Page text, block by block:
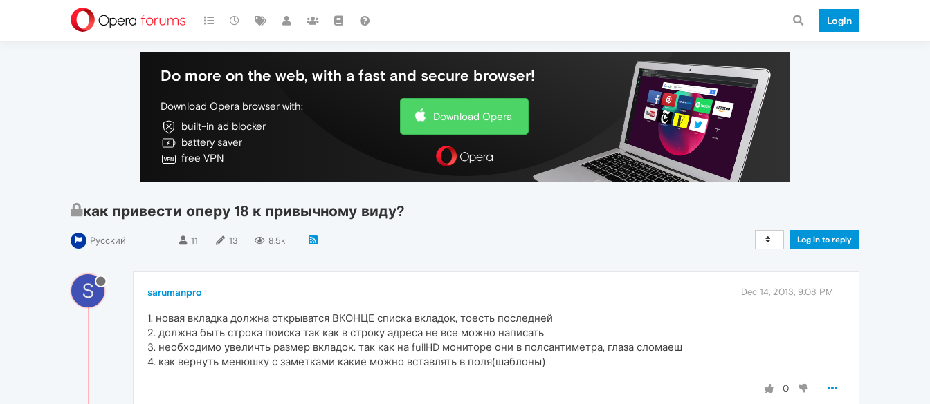
Login
Do more on the web, with a fast and secure browser!
Download Opera browser with:
built-in ad blocker
battery saver
free VPN
Download Opera
как привести оперу 18 к привычному виду?
Русский 11 13 8.5k Log in to reply
S sarumanpro Dec 14, 2013, 9:08 PM
1. новая вкладка должна открыватся ВКОНЦЕ списка вкладок, тоесть последней
2. должна быть строка поиска так как в строку адреса не все можно написать
3. необходимо увеличть размер вкладок. так как на fullHD мониторе они в полсантиметра, глаза сломаеш
4. как вернуть менюшку с заметками какие можно вставлять в поля(шаблоны)
0